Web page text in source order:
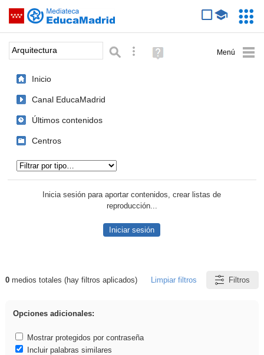
Saltar navegación
Palabra o frase: Búsqueda avanzada
Ayuda
(en
Inicio
Canal EducaMadrid
Últimos contenidos
Centros
Inicia sesión para aportar contenidos, crear listas de
reproducción...
Iniciar sesión
Resultados de: Arquitectura
0medios totales (hay filtros aplicados) Limpiar filtros Filtros
Opciones adicionales:
Mostrar protegidos por contraseña
Incluir palabras similares